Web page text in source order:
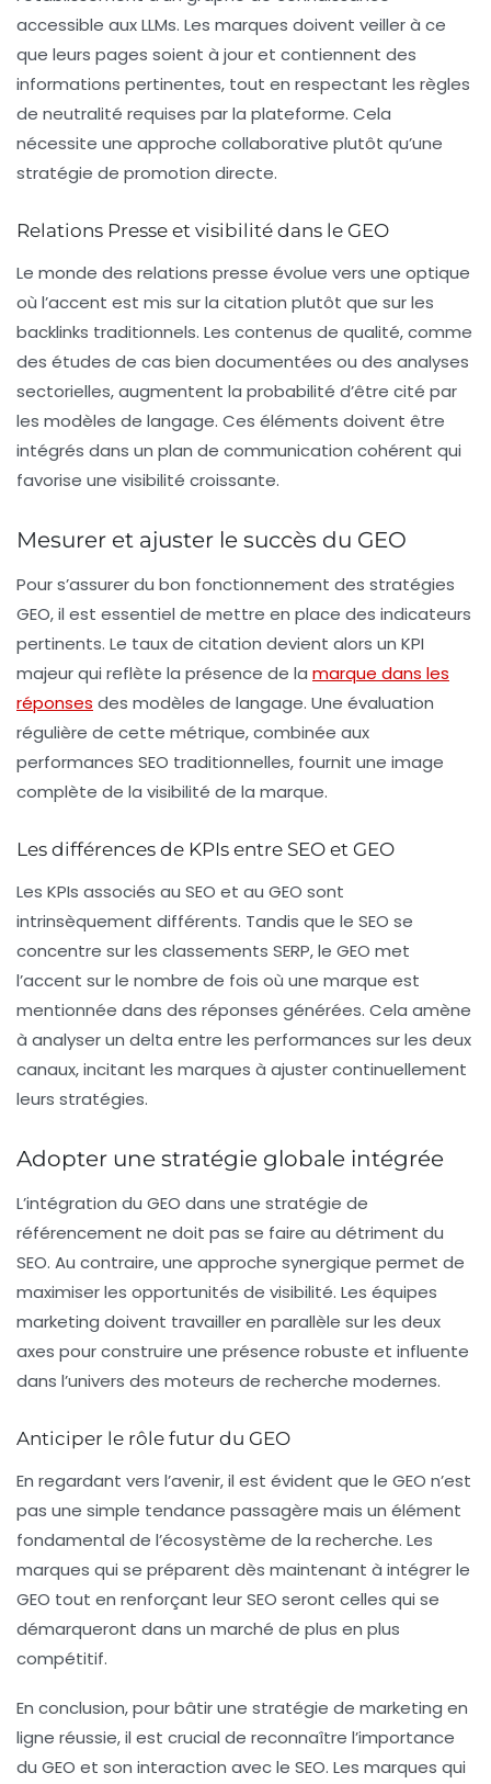
accessible aux LLMs. Les marques doivent veiller à ce
que leurs pages soient à jour et contiennent des
informations pertinentes, tout en respectant les règles
de neutralité requises par la plateforme. Cela
nécessite une approche collaborative plutôt qu’une
stratégie de promotion directe.
Relations Presse et visibilité dans le GEO
Le monde des relations presse évolue vers une optique
où l’accent est mis sur la citation plutôt que sur les
backlinks traditionnels. Les contenus de qualité, comme
des études de cas bien documentées ou des analyses
sectorielles, augmentent la probabilité d’être cité par
les modèles de langage. Ces éléments doivent être
intégrés dans un plan de communication cohérent qui
favorise une visibilité croissante.
Mesurer et ajuster le succès du GEO
Pour s’assurer du bon fonctionnement des stratégies
GEO, il est essentiel de mettre en place des indicateurs
pertinents. Le taux de citation devient alors un KPI
majeur qui reflète la présence de la marque dans les
réponses des modèles de langage. Une évaluation
régulière de cette métrique, combinée aux
performances SEO traditionnelles, fournit une image
complète de la visibilité de la marque.
Les différences de KPIs entre SEO et GEO
Les KPIs associés au SEO et au GEO sont
intrinsèquement différents. Tandis que le SEO se
concentre sur les classements SERP, le GEO met
l’accent sur le nombre de fois où une marque est
mentionnée dans des réponses générées. Cela amène
à analyser un delta entre les performances sur les deux
canaux, incitant les marques à ajuster continuellement
leurs stratégies.
Adopter une stratégie globale intégrée
L’intégration du GEO dans une stratégie de
référencement ne doit pas se faire au détriment du
SEO. Au contraire, une approche synergique permet de
maximiser les opportunités de visibilité. Les équipes
marketing doivent travailler en parallèle sur les deux
axes pour construire une présence robuste et influente
dans l’univers des moteurs de recherche modernes.
Anticiper le rôle futur du GEO
En regardant vers l’avenir, il est évident que le GEO n’est
pas une simple tendance passagère mais un élément
fondamental de l’écosystème de la recherche. Les
marques qui se préparent dès maintenant à intégrer le
GEO tout en renforçant leurSEO seront celles qui se
démarqueront dans un marché de plus en plus
compétitif.
En conclusion, pour bâtir une stratégie de marketing en
ligne réussie, il est crucial de reconnaître l’importance
du GEO et son interaction avec le SEO. Les marques qui